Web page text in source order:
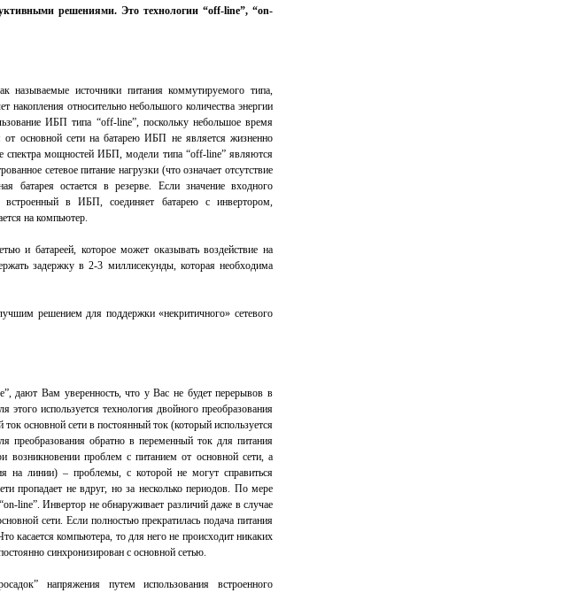
решениями. Это технологии “off-line”, “on-
называемые источники питания коммутируемого типа,
относительно небольшого количества энергии
ИБП типа “off-line”, поскольку небольшое время
от основной сети на батарею ИБП не является жизненно
мощностей ИБП, модели типа “off-line” являются
сетевое питание нагрузки (что означает отсутствие
батарея остается в резерве. Если значение входного
встроенный в ИБП, соединяет батарею с инвертором,
на компьютер.
и батареей, которое может оказывать воздействие на
задержку в 2-3 миллисекунды, которая необходима
решением для поддержки «некритичного» сетевого
дают Вам уверенность, что у Вас не будет перерывов в
этого используется технология двойного преобразования
основной сети в постоянный ток (который используется
преобразования обратно в переменный ток для питания
возникновении проблем с питанием от основной сети, а
на линии) – проблемы, с которой не могут справиться
пропадает не вдруг, но за несколько периодов. По мере
line”. Инвертор не обнаруживает различий даже в случае
сети. Если полностью прекратилась подача питания
касается компьютера, то для него не происходит никаких
синхронизирован с основной сетью.
напряжения путем использования встроенного